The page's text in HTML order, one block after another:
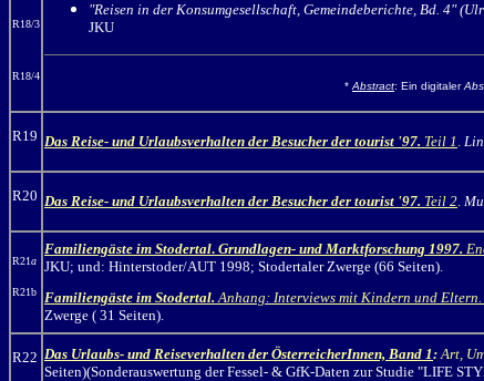
R18/3
R18/4
"Reisen in der Konsumgesellschaft, Gemeindeberichte, Bd. 4"
JKU
* Abstract: Ein digitaler
R19 Das Reise- und Urlaubsverhalten der Besucher der tourist '97. Teil 1 .
R20 Das Reise- und Urlaubsverhalten der Besucher der tourist '97. Teil 2.
R21a
R21b
Familiengäste im Stodertal. Grundlagen- und Marktforschung 1997.
JKU; und: Hinterstoder/AUT 1998; Stodertaler Zwerge (66 Seiten).
Familiengäste im Stodertal. Anhang: Interviews mit Kindern und
Zwerge ( 31 Seiten).
R22 Das Urlaubs- und Reiseverhalten der ÖsterreicherInnen, Band 1:Art,
Seiten)(Sonderauswertung der Fessel- & GfK-Daten zur Studie "LIFE